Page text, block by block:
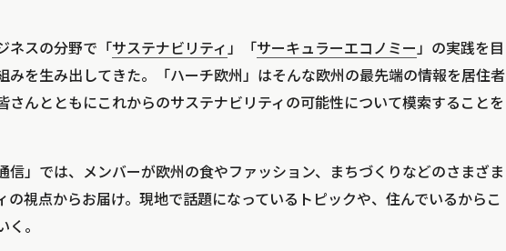
ネスの分野で「サステナビリティ」「サーキュラーエコノミー」の実践を目
みを生み出してきた。「ハーチ欧州」はそんな欧州の最先端の情報を居住者
さんとともにこれからのサステナビリティの可能性について模索することを
信」では、メンバーが欧州の食やファッション、まちづくりなどのさまざま
の視点からお届け。現地で話題になっているトピックや、住んでいるからこ
。